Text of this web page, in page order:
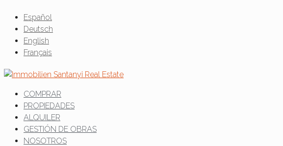
Español
Deutsch
English
Français
COMPRAR
PROPIEDADES
ALQUILER
GESTIÓN DE OBRAS
NOSOTROS